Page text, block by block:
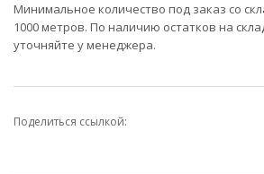
Минимальное количество под заказ со
1000 метров. По наличию остатков на
уточняйте у менеджера.
Поделиться ссылкой: